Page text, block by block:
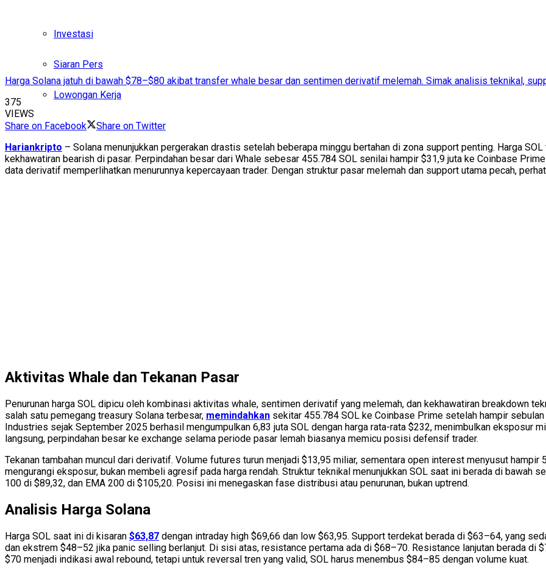
Investasi
Siaran Pers
Lowongan Kerja
Harga Solana jatuh di bawah $78–$80 akibat transfer whale besar dan sentimen derivatif melemah. Simak analisis teknikal,
375
VIEWS
Share on Facebook
Share on Twitter
Hariankripto – Solana menunjukkan pergerakan drastis setelah beberapa minggu bertahan di zona support penting. Harga
kekhawatiran bearish di pasar. Perpindahan besar dari Whale sebesar 455.784 SOL senilai hampir $31,9 juta ke Coinbase
data derivatif memperlihatkan menurunnya kepercayaan trader. Dengan struktur pasar melemah dan support utama pecah,
Aktivitas Whale dan Tekanan Pasar
Penurunan harga SOL dipicu oleh kombinasi aktivitas whale, sentimen derivatif yang melemah, dan kekhawatiran breakdown
salah satu pemegang treasury Solana terbesar, memindahkan sekitar 455.784 SOL ke Coinbase Prime setelah hampir
Industries sejak September 2025 berhasil mengumpulkan 6,83 juta SOL dengan harga rata-rata $232, menimbulkan eksposur
langsung, perpindahan besar ke exchange selama periode pasar lemah biasanya memicu posisi defensif trader.
Tekanan tambahan muncul dari derivatif. Volume futures turun menjadi $13,95 miliar, sementara open interest menyusut hampir
mengurangi eksposur, bukan membeli agresif pada harga rendah. Struktur teknikal menunjukkan SOL saat ini berada di bawah
100 di $89,32, dan EMA 200 di $105,20. Posisi ini menegaskan fase distribusi atau penurunan, bukan uptrend.
Analisis Harga Solana
Harga SOL saat ini di kisaran $63,87 dengan intraday high $69,66 dan low $63,95. Support terdekat berada di $63–64, yang
dan ekstrem $48–52 jika panic selling berlanjut. Di sisi atas, resistance pertama ada di $68–70. Resistance lanjutan berada di
$70 menjadi indikasi awal rebound, tetapi untuk reversal tren yang valid, SOL harus menembus $84–85 dengan volume kuat.